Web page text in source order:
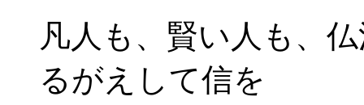
凡人も、賢い人も、
るがえして信を